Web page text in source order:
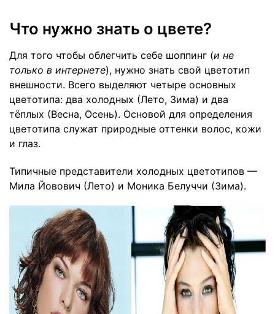
Что нужно знать о цвете?
Для того чтобы облегчить себе шоппинг (и не
только в интернете), нужно знать свой цветотип
внешности. Всего выделяют четыре основных
цветотипа: два холодных (Лето, Зима) и два
тёплых (Весна, Осень). Основой для определения
цветотипа служат природные оттенки волос, кожи
и глаз.
Типичные представители холодных цветотипов —
Мила Йовович (Лето) и Моника Белуччи (Зима).